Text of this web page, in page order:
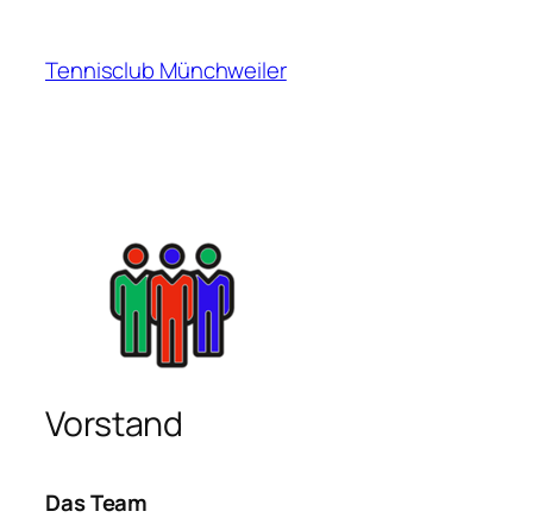
springen
Tennisclub Münchweiler
Vorstand
Das Team